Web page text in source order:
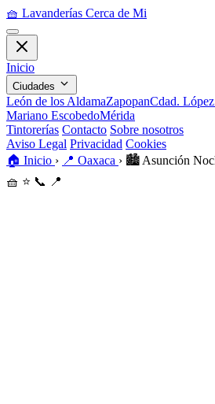
🧺 Lavanderías Cerca de Mi
Inicio
Ciudades
León de los AldamaZapopanCdad.
Mariano EscobedoMérida
Tintorerías Contacto Sobre nosotros
Aviso Legal Privacidad Cookies
🏠 Inicio › 📍 Oaxaca › 🏙️ Asunción
🧺 ⭐ 📞 📍